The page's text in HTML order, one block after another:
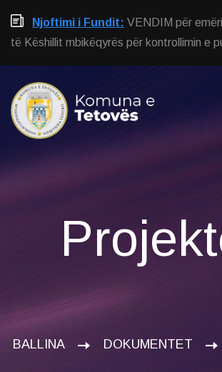
Njoftimi i Fundit: VENDIM për
të Këshillit mbikëqyrës për kontrollimin e
BALLINA DOKUMENTET